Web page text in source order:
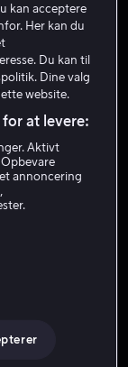
Forfatter
kan acceptere
Her kan du
Du kan til
Dine valg
website.
at levere:
Aktivt
annoncering